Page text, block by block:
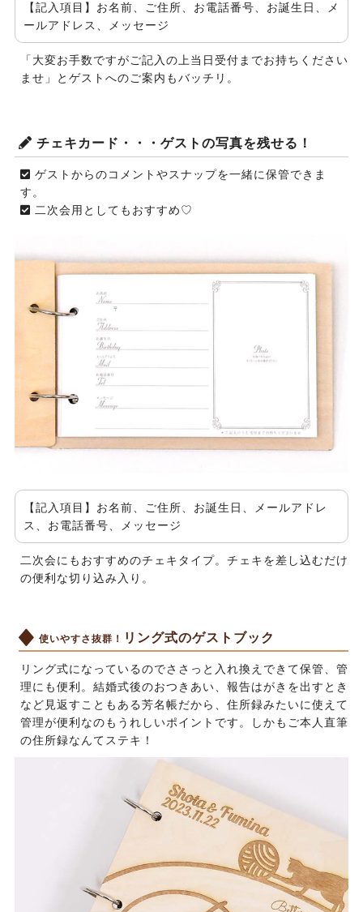
【記入項目】お名前、ご住所、お電話番号、お誕生日、メ
ールアドレス、メッセージ
「大変お手数ですがご記入の上当日受付までお持ちください
ませ」とゲストへのご案内もバッチリ。
チェキカード・・・ゲストの写真を残せる！
ゲストからのコメントやスナップを一緒に保管できま
す。
二次会用としてもおすすめ♡
【記入項目】お名前、ご住所、お誕生日、メールアドレ
ス、お電話番号、メッセージ
二次会にもおすすめのチェキタイプ。チェキを差し込むだけ
の便利な切り込み入り。
使いやすさ抜群！ リング式のゲストブック
リング式になっているのでささっと入れ換えできて保管、管
理にも便利。結婚式後のおつきあい、報告はがきを出すとき
など見返すこともある芳名帳だから、住所録みたいに使えて
管理が便利なのもうれしいポイントです。しかもご本人直筆
の住所録なんてステキ！